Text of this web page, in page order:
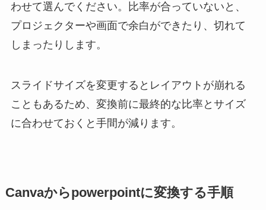
わせて選んでください。比率が合っていないと、
プロジェクターや画面で余白ができたり、切れて
しまったりします。
スライドサイズを変更するとレイアウトが崩れる
こともあるため、変換前に最終的な比率とサイズ
に合わせておくと手間が減ります。
Canvaからpowerpointに変換する手順